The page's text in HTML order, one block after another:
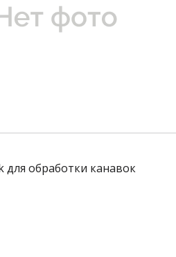
обработки канавок